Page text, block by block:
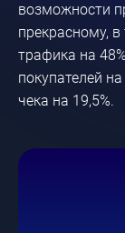
возможности
прекрасному,
трафика на
покупателей
чека на 19,5%.